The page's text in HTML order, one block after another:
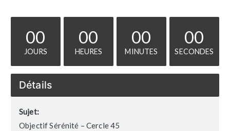
00
JOURS
00
HEURES
00
MINUTES
00
SECONDES
Détails
Sujet:
Objectif Sérénité – Cercle 45